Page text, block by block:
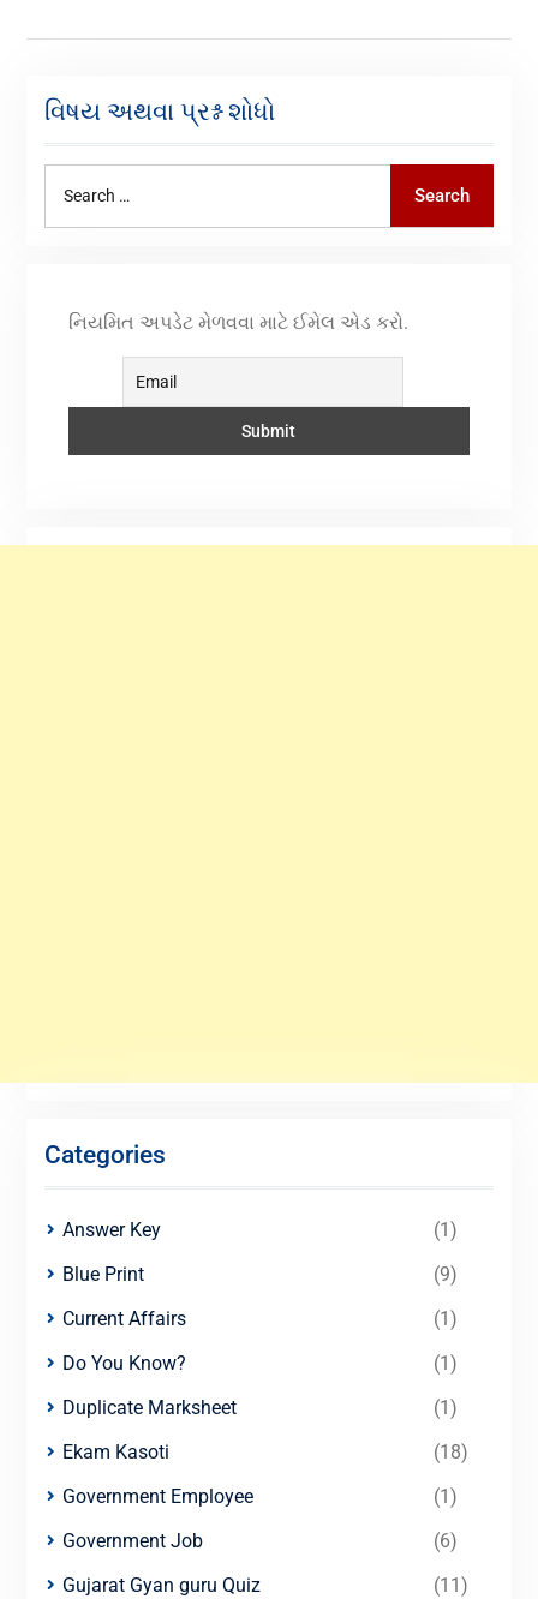
વિષય અથવા પ્રશ્ન શોધો
Search
નિયમિત અપડેટ મેળવવા માટે ઈમેલ એડ કરો.
Categories
Answer Key
(1)
Blue Print
(9)
Current Affairs
(1)
Do You Know?
(1)
Duplicate Marksheet
(1)
Ekam Kasoti
(18)
Government Employee
(1)
Government Job
(6)
Gujarat Gyan guru Quiz
(11)